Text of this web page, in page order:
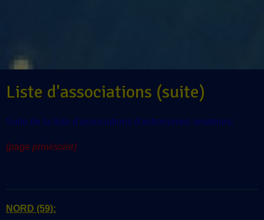
Liste d'associations (suite)
Suite de la liste d'associations d'astronomes amateurs:
(page provisoire)
NORD (59):